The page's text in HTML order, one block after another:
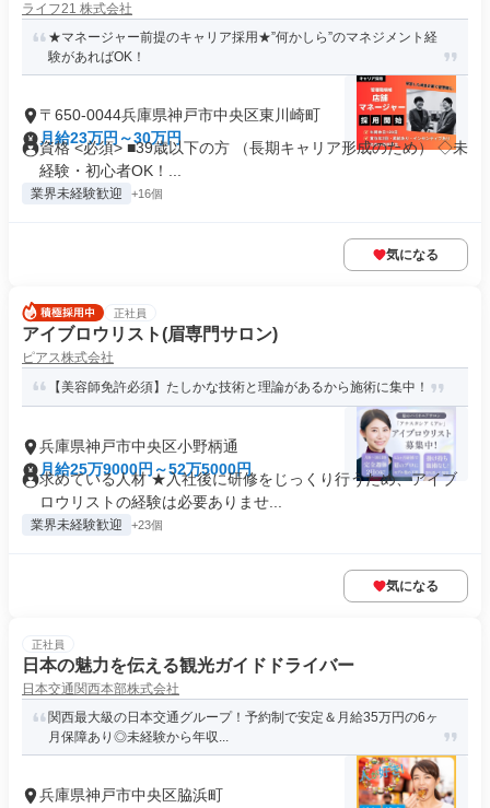
ライフ21 株式会社
★マネージャー前提のキャリア採用★”何かしら”のマネジメント経
験があればOK！
〒650-0044兵庫県神戸市中央区東川崎町
月給23万円～30万円
資格 <必須> ■39歳以下の方 （長期キャリア形成のため） ◇未
経験・初心者OK！...
業界未経験歓迎 +16個
気になる
正社員
アイブロウリスト(眉専門サロン)
ピアス株式会社
【美容師免許必須】たしかな技術と理論があるから施術に集中！
兵庫県神戸市中央区小野柄通
月給25万9000円～52万5000円
求めている人材 ★入社後に研修をじっくり行うため、アイブ
ロウリストの経験は必要ありませ...
業界未経験歓迎 +23個
気になる
正社員
日本の魅力を伝える観光ガイドドライバー
日本交通関西本部株式会社
関西最大級の日本交通グループ！予約制で安定＆月給35万円の6ヶ
月保障あり◎未経験から年収...
兵庫県神戸市中央区脇浜町